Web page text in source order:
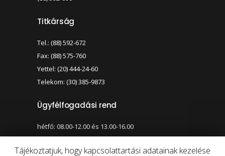
Titkárság
Tel.: (88) 592-672
Fax: (88) 575-760
Yettel: (20) 444-24-60
Telekom: (30) 385-9873
Ügyfélfogadási rend
hétfő: 08.00-12.00 és 13.00-16.00
szerda: 08.00-12.00 és 13.00-17.00
Tájékoztatjuk, hogy kapcsolattartási adatainak kezelése